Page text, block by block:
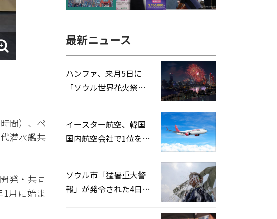
間）、ペ
潜水艦共
発・共同
月に始ま
最新ニュース
ハンファ、来月5日に
「ソウル世界花火祭り
イースター航空、韓国
国内航空会社で1位を記
ソウル市「猛暑重大警
報」が発令された4日、